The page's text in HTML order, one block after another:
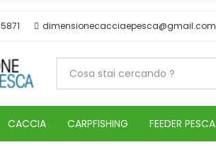
dimensionecacciaepesca@gmail.com
CACCIA CARPFISHING FEEDER PESCA